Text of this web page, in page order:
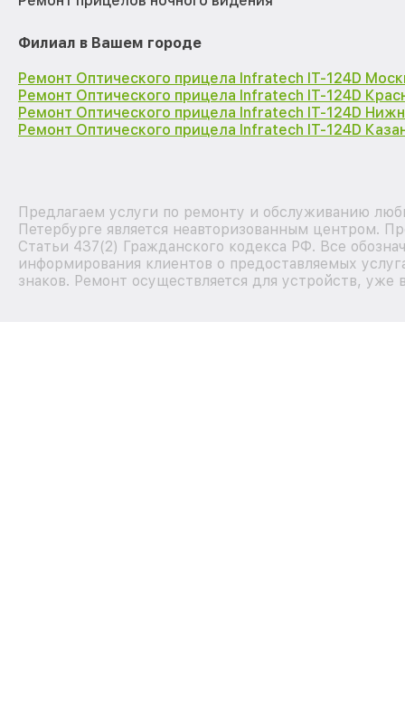
Филиал в Вашем городе
Ремонт Оптического прицела Infratech IT-124D
Ремонт Оптического прицела Infratech IT-124D
Ремонт Оптического прицела Infratech IT-124D
Ремонт Оптического прицела Infratech IT-124D
Предлагаем услуги по ремонту и обслуживанию
Петербурге является неавторизованным центром.
Статьи 437(2) Гражданского кодекса РФ. Все
информирования клиентов о предоставляемых
знаков. Ремонт осуществляется для устройств,